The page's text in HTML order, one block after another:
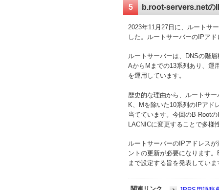
5 b.root-servers.netの
2023年11月27日に、ルートサ
した。ルートサーバーのIPア
ルートサーバーは、DNSの階
AからMまでの13系列あり、運
を運用しています。
歴史的な理由から、ルートサ
K、Mを除いた10系列のIPアド
当てています。今回のB-Root
LACNICに変更することで多
ルートサーバーのIPアドレス
ントの更新が必要になります
まで設定する旨を発表していま